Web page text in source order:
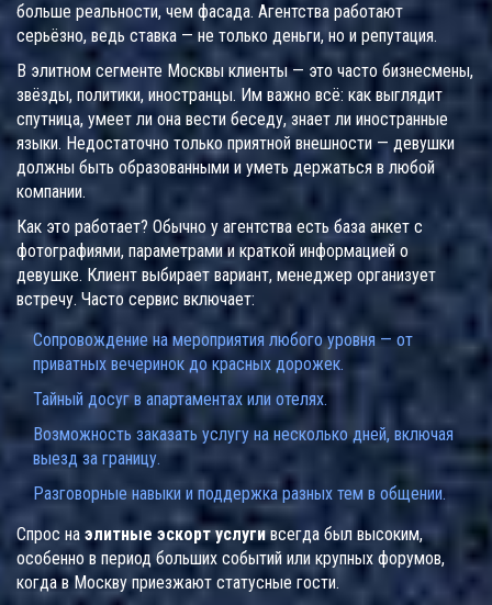
больше реальности, чем фасада. Агентства работают
серьёзно, ведь ставка — не только деньги, но и репутация.
В элитном сегменте Москвы клиенты — это часто бизнесмены,
звёзды, политики, иностранцы. Им важно всё: как выглядит
спутница, умеет ли она вести беседу, знает ли иностранные
языки. Недостаточно только приятной внешности — девушки
должны быть образованными и уметь держаться в любой
компании.
Как это работает? Обычно у агентства есть база анкет с
фотографиями, параметрами и краткой информацией о
девушке. Клиент выбирает вариант, менеджер организует
встречу. Часто сервис включает:
Сопровождение на мероприятия любого уровня — от
приватных вечеринок до красных дорожек.
Тайный досуг в апартаментах или отелях.
Возможность заказать услугу на несколько дней, включая
выезд за границу.
Разговорные навыки и поддержка разных тем в общении.
Спрос на элитные эскорт услугивсегда был высоким,
особенно в период больших событий или крупных форумов,
когда в Москву приезжают статусные гости.